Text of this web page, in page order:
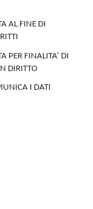
AL FINE DI
PER FINALITA’ DI
DIRITTO
I DATI